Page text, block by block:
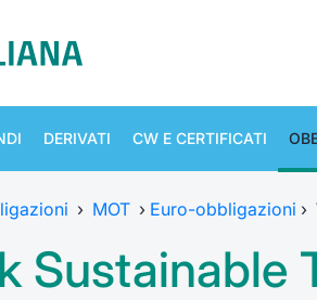
DERIVATI CW E CERTIFICATI
› MOT › Euro-obbligazioni ›
Sustainable